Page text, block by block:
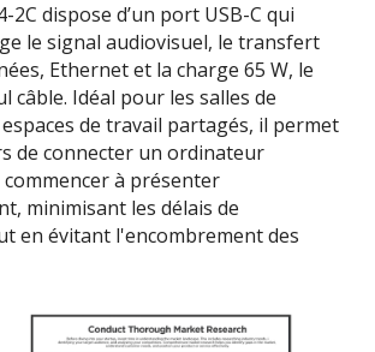
2C dispose d’un port USB-C qui
le signal audiovisuel, le transfert
Ethernet et la charge 65 W, le
câble. Idéal pour les salles de
de travail partagés, il permet
de connecter un ordinateur
à présenter
minimisant les délais de
en évitant l'encombrement des